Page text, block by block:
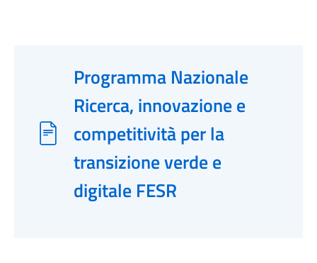
Programma Nazionale
Ricerca, innovazione e
competitività per la
transizione verde e
digitale FESR